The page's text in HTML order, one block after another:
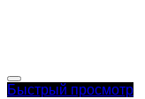
Быстрый просмотр